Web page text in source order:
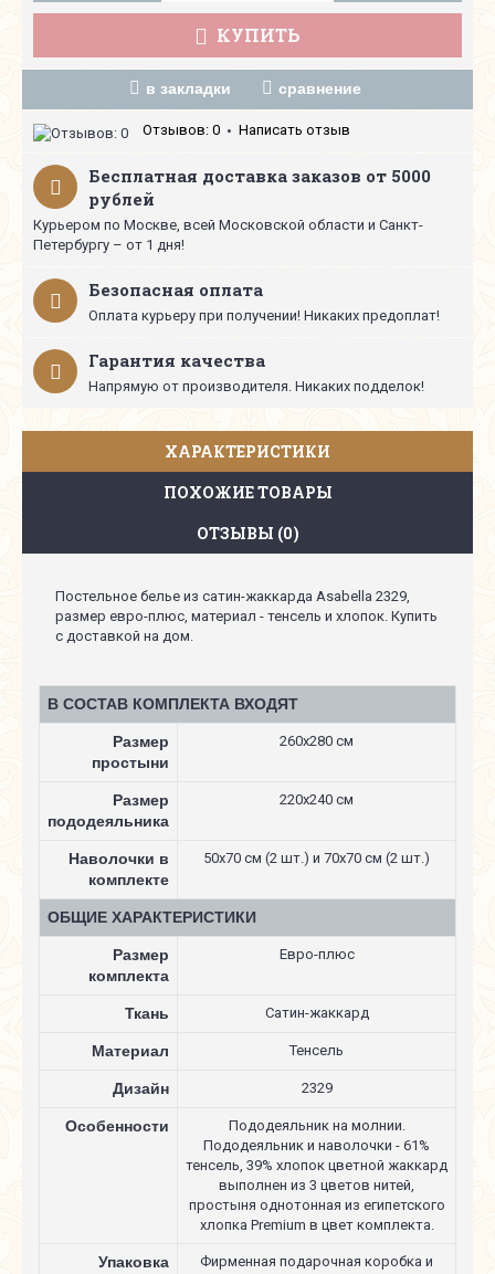
КУПИТЬ
в закладки сравнение
Отзывов: 0 • Написать отзыв
Бесплатная доставка заказов от 5000
рублей
Курьером по Москве, всей Московской области и Санкт-
Петербургу – от 1 дня!
Безопасная оплата
Оплата курьеру при получении! Никаких предоплат!
Гарантия качества
Напрямую от производителя. Никаких подделок!
ХАРАКТЕРИСТИКИ
ПОХОЖИЕ ТОВАРЫ
ОТЗЫВЫ (0)
Постельное белье из сатин-жаккарда Asabella 2329,
размер евро-плюс, материал - тенсель и хлопок. Купить
с доставкой на дом.
В СОСТАВ КОМПЛЕКТА ВХОДЯТ
Размер
простыни
260х280 см
Размер
пододеяльника
220х240 см
Наволочки в
комплекте
50х70 см (2 шт.) и 70х70 см (2 шт.)
ОБЩИЕ ХАРАКТЕРИСТИКИ
Размер
комплекта
Евро-плюс
Ткань Сатин-жаккард
Материал Тенсель
Дизайн 2329
Особенности
Пододеяльник на молнии.
Пододеяльник и наволочки - 61%
тенсель, 39% хлопок цветной жаккард
выполнен из 3 цветов нитей,
простыня однотонная из египетского
хлопка Premium в цвет комплекта.
Упаковка
Фирменная подарочная коробка и